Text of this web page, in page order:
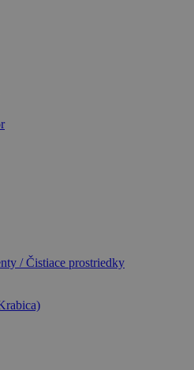
/ Čistiace prostriedky